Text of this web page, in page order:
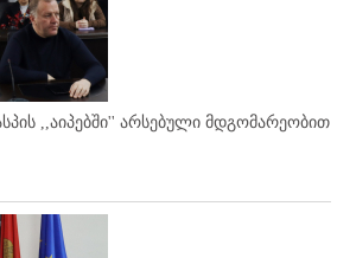
,,აიპებში'' არსებული მდგომარეობით